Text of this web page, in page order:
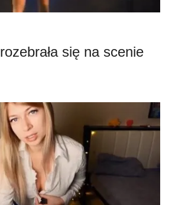
się na scenie